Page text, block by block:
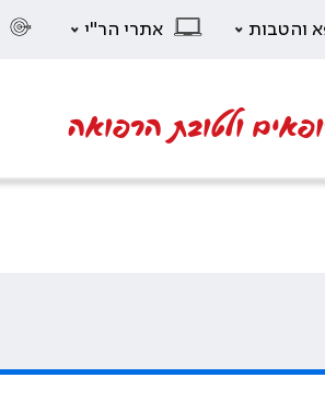
והטבות אתרי הר"י
ולטובת הרפואה